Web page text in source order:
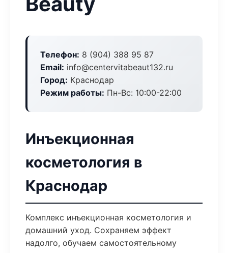
Телефон: 8 (904) 388 95 87
Email: info@centervitabeaut132.ru
Город: Краснодар
Режим работы: Пн-Вс: 10:00-22:00
Инъекционная
косметология в
Краснодар
Комплекс инъекционная косметология и
домашний уход. Сохраняем эффект
надолго, обучаем самостоятельному